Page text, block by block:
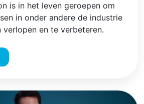
is in het leven geroepen om
in onder andere de industrie
verlopen en te verbeteren.